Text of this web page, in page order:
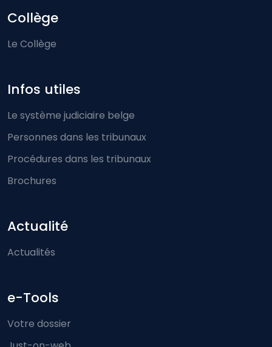
Collège
Le Collège
Infos utiles
Le système judiciaire belge
Personnes dans les tribunaux
Procédures dans les tribunaux
Brochures
Actualité
Actualités
e-Tools
Votre dossier